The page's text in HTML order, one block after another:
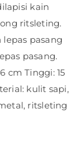
kain
ritsleting.
pasang
pasang.
cm Tinggi: 15
kulit sapi,
ritsleting